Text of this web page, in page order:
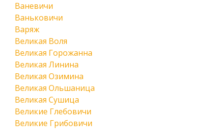
Ваневичи
Ваньковичи
Варяж
Великая Воля
Великая Горожанна
Великая Линина
Великая Озимина
Великая Ольшаница
Великая Сушица
Великие Глебовичи
Великие Грибовичи